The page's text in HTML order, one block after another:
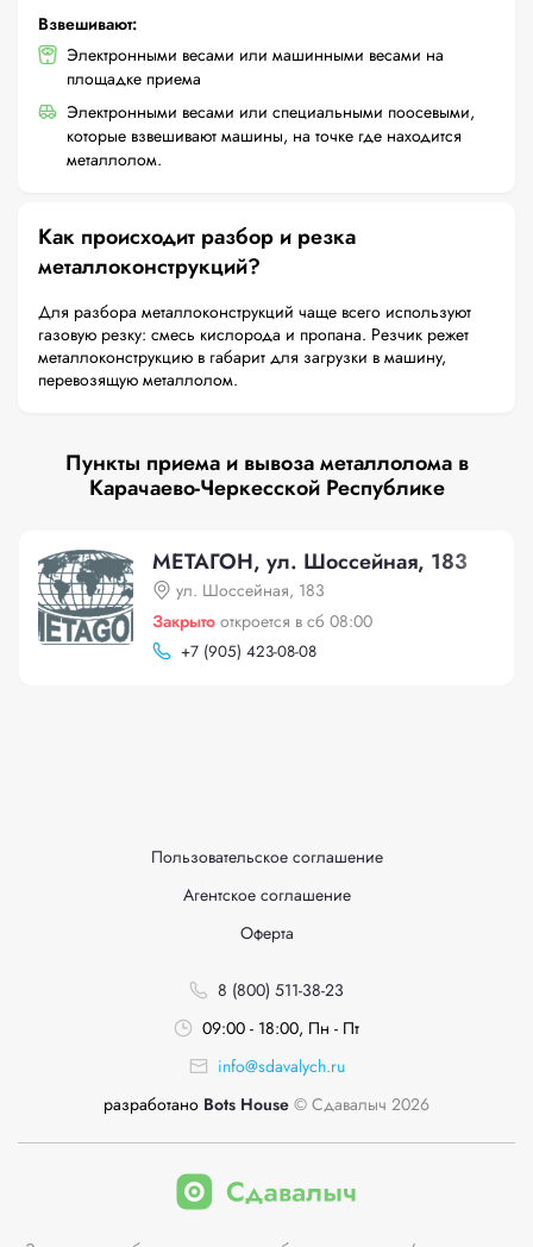
Взвешивают:
Электронными весами или машинными весами на
площадке приема
Электронными весами или специальными поосевыми,
которые взвешивают машины, на точке где находится
металлолом.
Как происходит разбор и резка
металлоконструкций?
Для разбора металлоконструкций чаще всего используют
газовую резку: смесь кислорода и пропана. Резчик режет
металлоконструкцию в габарит для загрузки в машину,
перевозящую металлолом.
Пункты приема и вывоза металлолома в
Карачаево-Черкесской Республике
МЕТАГОН, ул. Шоссейная, 183
ул. Шоссейная, 183
Закрыто откроется в сб 08:00
+7 (905) 423-08-08
Пользовательское соглашение
Агентское соглашение
Оферта
8 (800) 511-38-23
09:00 - 18:00, Пн - Пт
info@sdavalych.ru
разработано Bots House © Сдавалыч 2026